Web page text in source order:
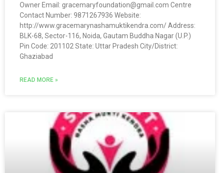
Owner Email: gracemaryfoundation@gmail.com Centre
Contact Number: 9871267936 Website:
http://www.gracemarynashamuktikendra.com/ Address:
BLK-68, Sector-116, Noida, Gautam Buddha Nagar (U.P.)
Pin Code: 201102 State: Uttar Pradesh City/District:
Ghaziabad
READ MORE »